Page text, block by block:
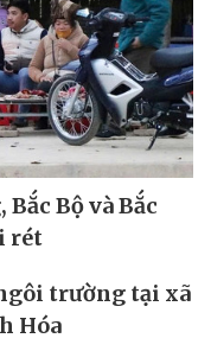
Bộ và Bắc
rét
trường tại xã
Hóa